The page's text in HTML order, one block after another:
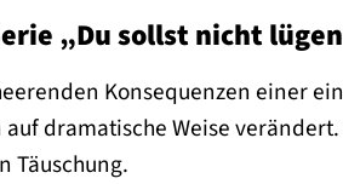
„Du sollst nicht
Konsequenzen einer
dramatische Weise
Täuschung.